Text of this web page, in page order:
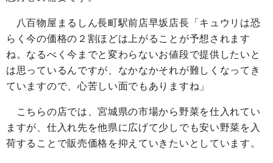
八百物屋まるしん長町駅前店早坂店長「キュウリは恐
らく今の価格の２割ほどは上がることが予想されます
ね。なるべく今までと変わらないお値段で提供したいと
は思っているんですが、なかなかそれが難しくなってき
ていますので、心苦しい面でもありますね」
こちらの店では、宮城県の市場から野菜を仕入れてい
ますが、仕入れ先を他県に広げて少しでも安い野菜を入
荷することで販売価格を抑えていきたいとしています。